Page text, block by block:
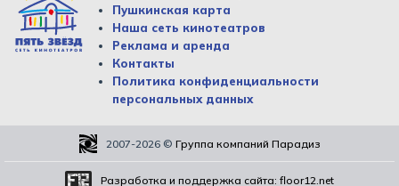
Пушкинская карта
Наша сеть кинотеатров
Реклама и аренда
Контакты
Политика конфиденциальности
персональных данных
2007-2026 © Группа компаний Парадиз
Разработка и поддержка сайта: floor12.net